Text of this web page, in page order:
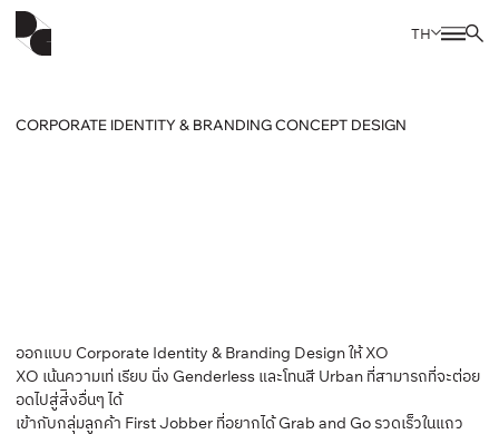
TH
CORPORATE IDENTITY & BRANDING CONCEPT DESIGN
ออกแบบ Corporate Identity & Branding Design ให้ XO
XO เน้นความเท่ เรียบ นิ่ง Genderless และโทนสี Urban ที่สามารถที่จะต่อย
อดไปสู่ส่ิงอื่นๆ ได้
เข้ากับกลุ่มลูกค้า First Jobber ที่อยากได้ Grab and Go รวดเร็วในแถว